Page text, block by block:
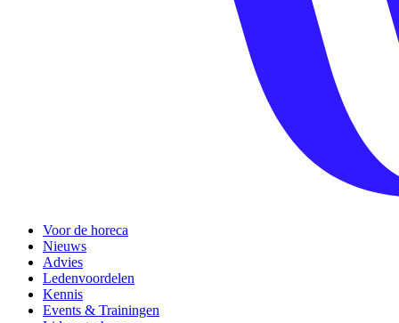
Voor de horeca
Nieuws
Advies
Ledenvoordelen
Kennis
Events & Trainingen